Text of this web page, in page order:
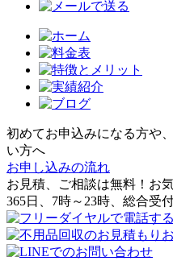
初めてお申込みになる方や
い方へ
お申し込みの流れ
お見積、ご相談は無料！お
365日、7時～23時、総合受